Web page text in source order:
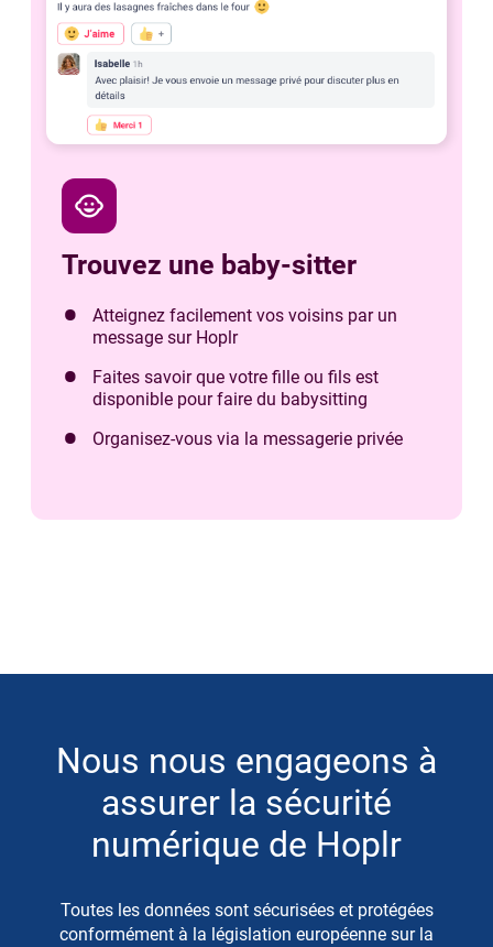
child_care
Trouvez une baby-sitter
Atteignez facilement vos voisins par un
message sur Hoplr
Faites savoir que votre fille ou fils est
disponible pour faire du babysitting
Organisez-vous via la messagerie privée
Nous nous engageons à
assurer la sécurité
numérique de Hoplr
Toutes les données sont sécurisées et protégées
conformément à la législation européenne sur la